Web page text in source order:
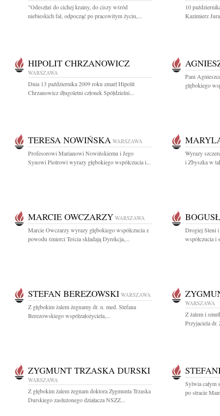
"Odeszłaś do cichej krainy, do ciszy wśród
niebieskich fal, odpocząć po pracowitym życiu,...
10
Kazimierz
HIPOLIT CHRZANOWICZ
WARSZAWA
Dnia 13 października 2009 roku zmarł Hipolit
Chrzanowicz długoletni członek Spółdzielni...
Pani
głębokiego
TERESA NOWIŃSKA WARSZAWA
Profesorowi Marianowi Nowińskiemu i Jego
Synowi Piotrowi wyrazy głębokiego współczucia i...
Wyrazy
i Zbyszka w
MARCIE OWCZARZY WARSZAWA
Marcie Owczarzy wyrazy głębokiego współczucia z
powodu śmierci Teścia składają Dyrekcja,...
Drogiej Steni i
współczucia i
STEFAN BEREZOWSKI WARSZAWA
Z głębokim żalem żegnamy dr. n. med. Stefana
Berezowskiego współzałożyciela,...
WARSZAWA
Z żalem i
Przyjaciela dr.
ZYGMUNT TRZASKA DURSKI
WARSZAWA
Z głębokim żalem żegnam doktora Zygmunta Trzaska
Durskiego zasłużonego działacza NSZZ...
Sylwia całym
po stracie